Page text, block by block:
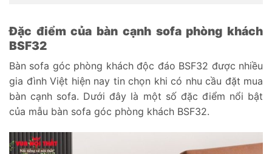
Đặc điểm của bàn cạnh sofa phòng khách
BSF32
Bàn sofa góc phòng khách độc đáo BSF32 được nhiều
gia đình Việt hiện nay tin chọn khi có nhu cầu đặt mua
bàn cạnh sofa. Dưới đây là một số đặc điểm nổi bật
của mẫu bàn sofa góc phòng khách BSF32.